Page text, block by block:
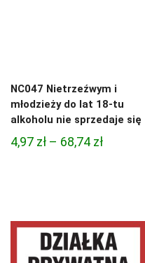
NC047 Nietrzeźwym i
młodzieży do lat 18-tu
alkoholu nie sprzedaje się
4,97 zł – 68,74 złZakres
68,74 zł